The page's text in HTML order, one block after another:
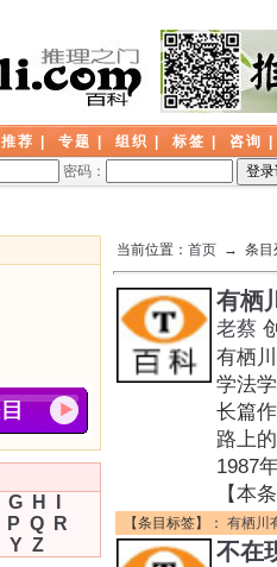
推荐 专题 组织 标签 咨询
密码：
G H
P Q
R
Y Z
当前位置： 首页 → 条目
有栖
老蔡
有栖
学法
长篇
路上
1987
【本
【条目标签】： 有栖川
不在